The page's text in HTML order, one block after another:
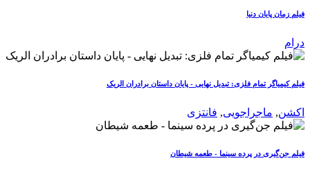
فیلم زمان پایان دنیا
درام
فیلم کیمیاگر تمام فلزی: تبدیل نهایی - پایان داستان برادران الریک
اکشن, ماجراجویی, فانتزی
فیلم جن‌گیری در پرده سینما - طعمه شیطان